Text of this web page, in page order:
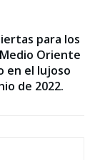
para los
Oriente
en el lujoso
de 2022.